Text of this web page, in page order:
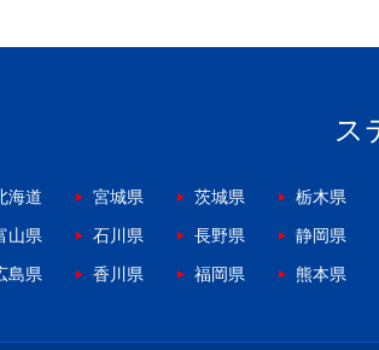
ス
海道 宮城県 茨城県 栃木県
山県
石川県 長野県 静岡県
島県
香川県 福岡県 熊本県